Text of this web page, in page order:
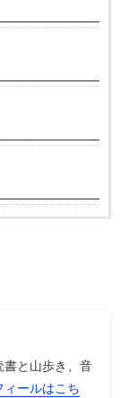
書と山歩き、音
ールはこち